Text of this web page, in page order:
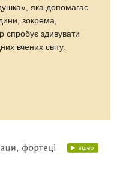
яка допомагає
зокрема,
спробує здивувати
вчених світу.